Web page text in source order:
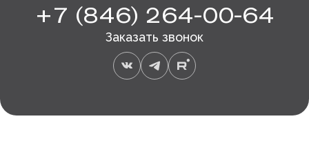
+7 (846) 264-00-64
Заказать звонок